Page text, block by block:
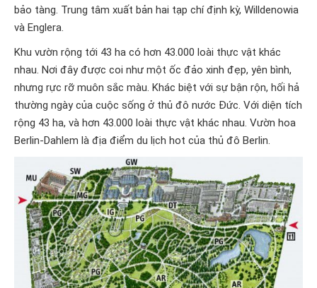
bảo tàng. Trung tâm xuất bản hai tạp chí định kỳ, Willdenowia
và Englera.
Khu vườn rộng tới 43 ha có hơn 43.000 loài thực vật khác
nhau. Nơi đây được coi như một ốc đảo xinh đẹp, yên bình,
nhưng rực rỡ muôn sắc màu. Khác biệt với sự bận rộn, hối hả
thường ngày của cuộc sống ở thủ đô nước Đức. Với diện tích
rộng 43 ha, và hơn 43.000 loài thực vật khác nhau. Vườn hoa
Berlin-Dahlem là địa điểm du lịch hot của thủ đô Berlin.